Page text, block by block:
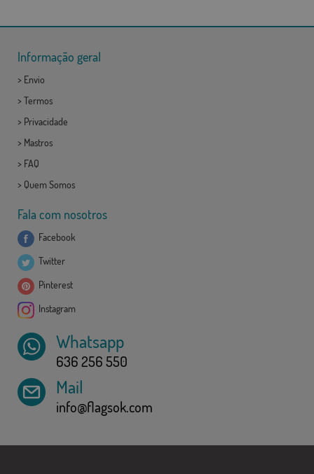
Informação geral
> Envio
> Termos
> Privacidade
> Mastros
> FAQ
> Quem Somos
Fala com nosotros
Facebook
Twitter
Pinterest
Instagram
Whatsapp
636 256 550
Mail
info@flagsok.com